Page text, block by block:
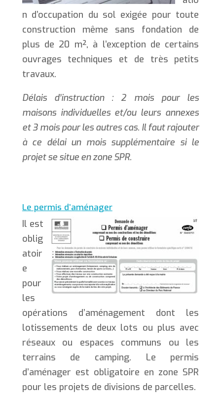
n d’occupation du sol exigée pour toute
construction même sans fondation de
plus de 20 m², à l’exception de certains
ouvrages techniques et de très petits
travaux.
Délais d’instruction : 2 mois pour les
maisons individuelles et/ou leurs annexes
et 3 mois pour les autres cas. Il faut rajouter
à ce délai un mois supplémentaire si le
projet se situe en zone SPR.
Le permis d’aménager
Il est
oblig
atoir
e
pour
les
opérations d’aménagement dont les
lotissements de deux lots ou plus avec
réseaux ou espaces communs ou les
terrains de camping. Le permis
d’aménager est obligatoire en zone SPR
pour les projets de divisions de parcelles.